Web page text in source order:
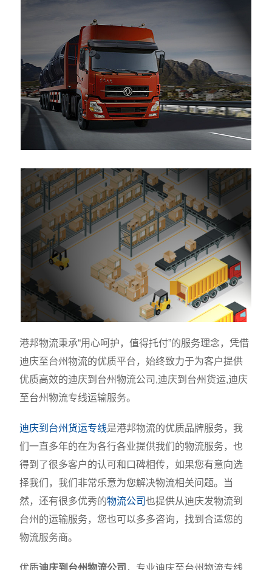
港邦物流秉承“用心呵护，值得托付”的服务理念，凭借
迪庆至台州物流的优质平台，始终致力于为客户提供
优质高效的迪庆到台州物流公司,迪庆到台州货运,迪庆
至台州物流专线运输服务。
迪庆到台州货运专线是港邦物流的优质品牌服务，我
们一直多年的在为各行各业提供我们的物流服务，也
得到了很多客户的认可和口碑相传，如果您有意向选
择我们，我们非常乐意为您解决物流相关问题。当
然，还有很多优秀的物流公司也提供从迪庆发物流到
台州的运输服务，您也可以多多咨询，找到合适您的
物流服务商。
优质迪庆到台州物流公司 ，专业迪庆至台州物流专线